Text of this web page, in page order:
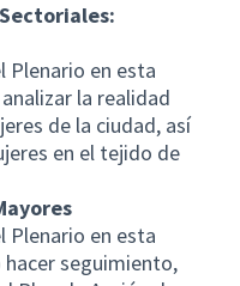
Plenario en esta
la realidad
de la ciudad, así
en el tejido de
Plenario en esta
seguimiento,